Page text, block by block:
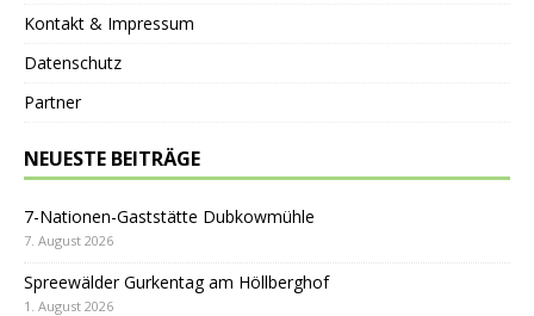
Kontakt & Impressum
Datenschutz
Partner
NEUESTE BEITRÄGE
7-Nationen-Gaststätte Dubkowmühle
7. August 2026
Spreewälder Gurkentag am Höllberghof
1. August 2026